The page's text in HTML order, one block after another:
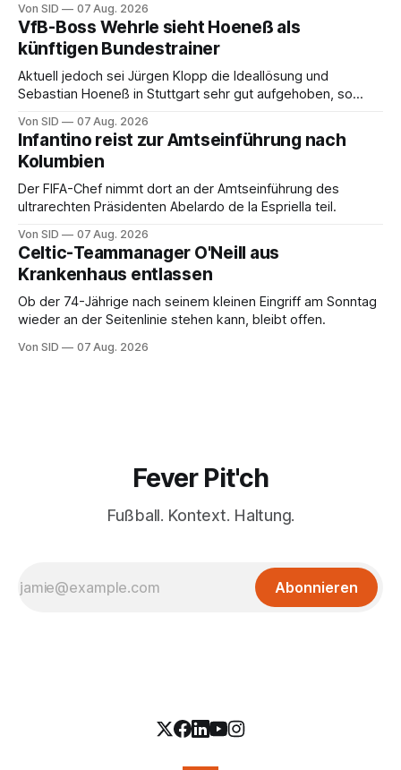
Von SID 07 Aug. 2026
VfB-Boss Wehrle sieht Hoeneß als
künftigen Bundestrainer
Aktuell jedoch sei Jürgen Klopp die Ideallösung und
Sebastian Hoeneß in Stuttgart sehr gut aufgehoben, so
Von SID 07 Aug. 2026
Infantino reist zur Amtseinführung nach
Kolumbien
Der FIFA-Chef nimmt dort an der Amtseinführung des
ultrarechten Präsidenten Abelardo de la Espriella teil.
Von SID 07 Aug. 2026
Celtic-Teammanager O'Neill aus
Krankenhaus entlassen
Ob der 74-Jährige nach seinem kleinen Eingriff am Sonntag
wieder an der Seitenlinie stehen kann, bleibt offen.
Von SID 07 Aug. 2026
Fever Pit'ch
Fußball. Kontext. Haltung.
Abonnieren